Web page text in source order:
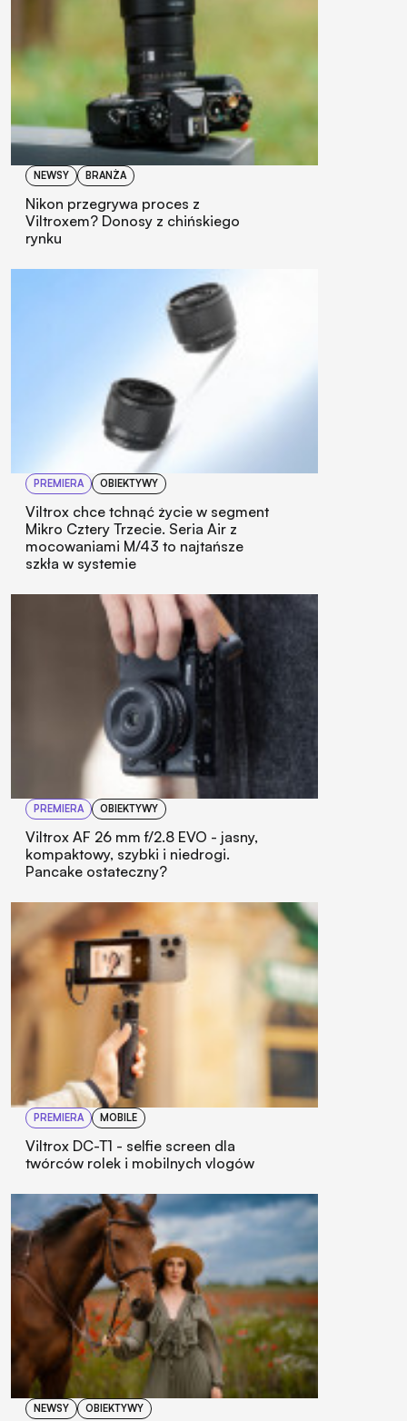
NEWSY BRANŻA
Nikon przegrywa proces z
Viltroxem? Donosy z chińskiego
rynku
PREMIERA OBIEKTYWY
Viltrox chce tchnąć życie w segment
Mikro Cztery Trzecie. Seria Air z
mocowaniami M/43 to najtańsze
szkła w systemie
PREMIERA OBIEKTYWY
Viltrox AF 26 mm f/2.8 EVO - jasny,
kompaktowy, szybki i niedrogi.
Pancake ostateczny?
PREMIERA MOBILE
Viltrox DC-T1 - selfie screen dla
twórców rolek i mobilnych vlogów
NEWSY OBIEKTYWY